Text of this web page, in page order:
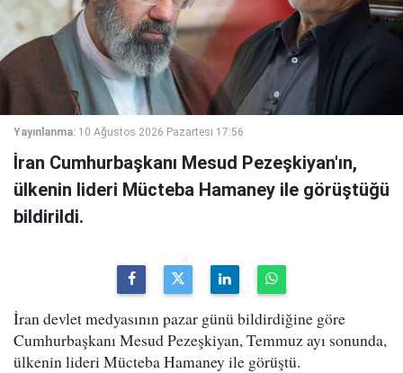
Yayınlanma: 10 Ağustos 2026 Pazartesi 17:56
İran Cumhurbaşkanı Mesud Pezeşkiyan'ın,
ülkenin lideri Mücteba Hamaney ile görüştüğü
bildirildi.
İran devlet medyasının pazar günü bildirdiğine göre
Cumhurbaşkanı Mesud Pezeşkiyan, Temmuz ayı sonunda,
ülkenin lideri Mücteba Hamaney ile görüştü.